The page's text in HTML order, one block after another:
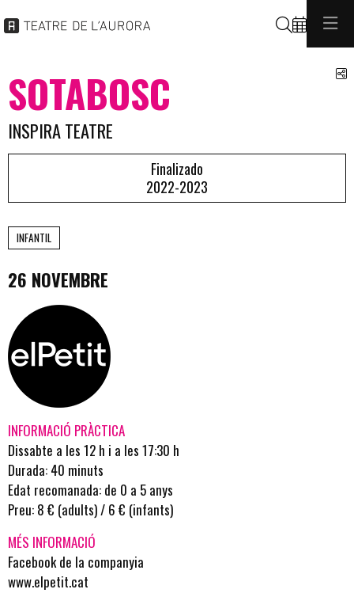
Buscar
SOTABOSC
INSPIRA TEATRE
Finalizado
2022-2023
INFANTIL
26 NOVEMBRE
INFORMACIÓ PRÀCTICA
Dissabte a les 12 h i a les 17:30 h
Durada: 40 minuts
Edat recomanada: de 0 a 5 anys
Preu: 8 € (adults) / 6 € (infants)
MÉS INFORMACIÓ
Facebook de la companyia
www.elpetit.cat